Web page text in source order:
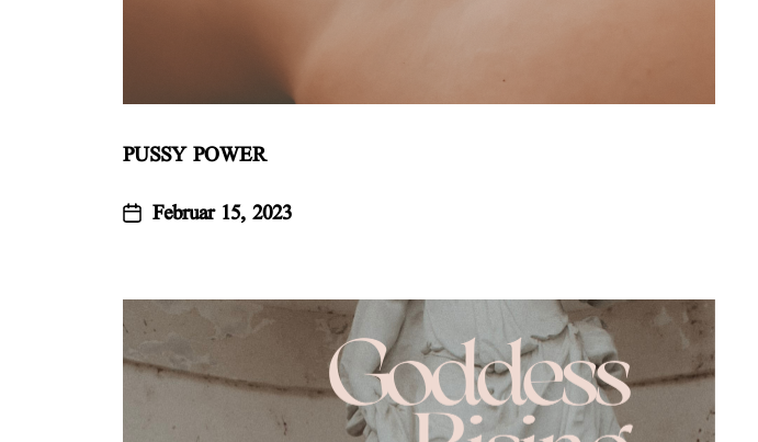
PUSSY POWER
Februar 15, 2023